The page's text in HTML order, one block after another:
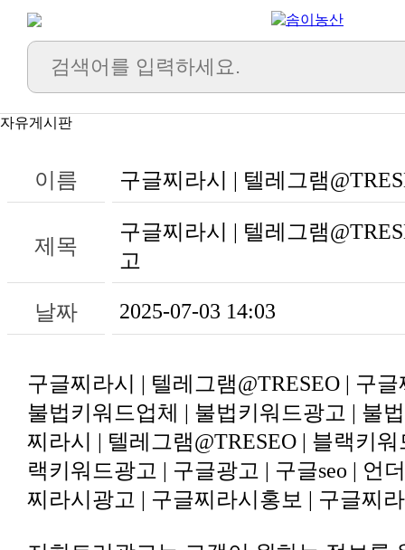
자유게시판
이름 구글찌라시 | 텔레그램
제목
고
날짜 2025-07-03 14:03
구글찌라시 | 텔레그램@TRESEO | 구
찌라시광고 | 구글찌라시홍보 | 구글찌